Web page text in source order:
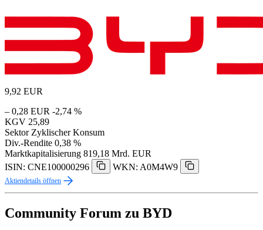
9,92 EUR
– 0,28 EUR -2,74 %
KGV 25,89
Sektor Zyklischer Konsum
Div.-Rendite 0,38 %
Marktkapitalisierung 819,18 Mrd. EUR
ISIN: CNE100000296
WKN: A0M4W9
Aktiendetails öffnen
Community Forum zu BYD